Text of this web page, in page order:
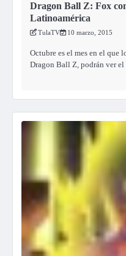
Dragon Ball Z: Fox
Latinoamérica
TulaTV 10 marzo, 2015
Octubre es el mes en el que
Dragon Ball Z, podrán ver el